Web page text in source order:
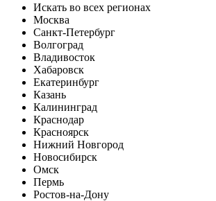
Искать во всех регионах
Москва
Санкт-Петербург
Волгоград
Владивосток
Хабаровск
Екатеринбург
Казань
Калининград
Краснодар
Красноярск
Нижний Новгород
Новосибирск
Омск
Пермь
Ростов-на-Дону